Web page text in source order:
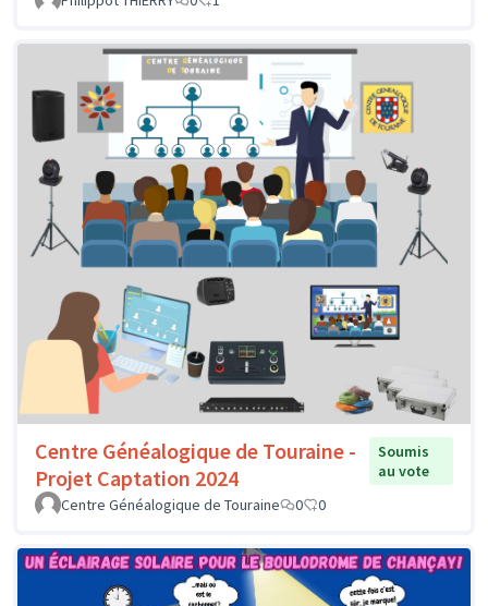
Centre Généalogique de Touraine -
Projet Captation 2024
Soumis
au vote
Centre Généalogique de Touraine
0 0